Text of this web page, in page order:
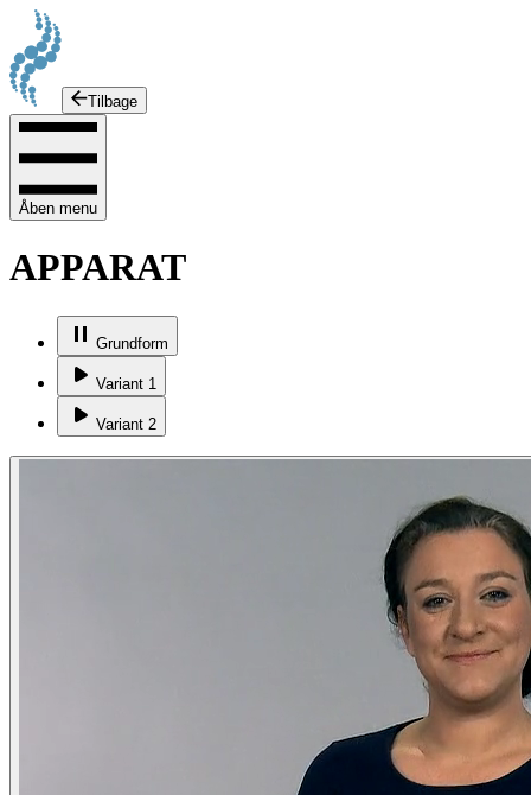
Tilbage
Åben menu
APPARAT
Grundform
Variant 1
Variant 2